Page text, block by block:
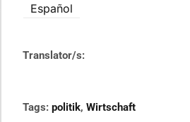
Español
Translator/s:
Tags:politik,Wirtschaft